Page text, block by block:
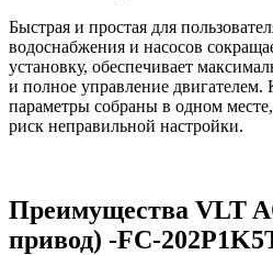
Быстрая и простая для
водоснабжения и насосов
установку, обеспечивает
и полное управление двигателем.
параметры собраны в одном
риск неправильной настройки.
Преимущества VLT
привод) -FC-